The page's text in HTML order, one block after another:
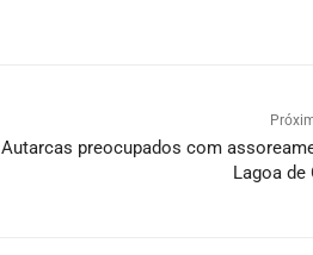
Autarcas preocupados com
Lagoa de